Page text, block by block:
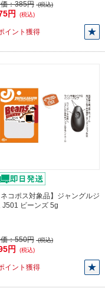
：385円 (税込)
円 (税込)
イント獲得
ネコポス対象品】ジャングルジ
J501 ビーンズ 5g
：550円 (税込)
円 (税込)
イント獲得